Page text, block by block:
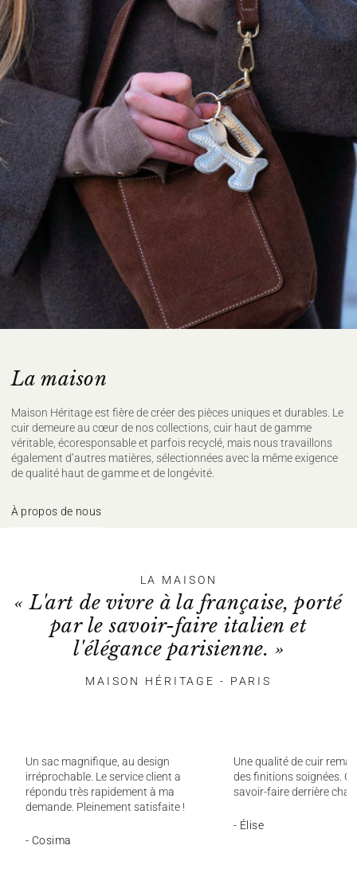
La maison
Maison Héritage est fière de créer des pièces uniques et durables. Le
cuir demeure au cœur de nos collections, cuir haut de gamme
véritable, écoresponsable et parfois recyclé, mais nous travaillons
également d’autres matières, sélectionnées avec la même exigence
de qualité haut de gamme et de longévité.
À propos de nous
LA MAISON
« L'art de vivre à la française, porté
par le savoir-faire italien et
l'élégance parisienne. »
MAISON HÉRITAGE - PARIS
Un sac magnifique, au design
irréprochable. Le service client a
répondu très rapidement à ma
demande. Pleinement satisfaite !
- Cosima
Une qualité de cuir
des finitions soignées.
savoir-faire derrière
- Élise